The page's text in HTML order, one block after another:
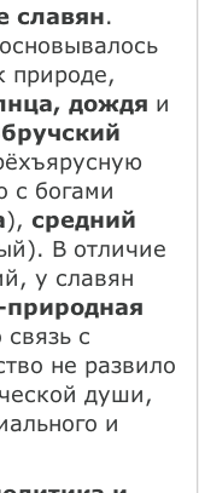
славян.
природе,
дождя и
с богами
), средний
В отличие
у славян
природная
с
не развило
души,
и